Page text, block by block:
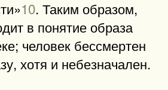
10. Таким образом,
в понятие образа
человек бессмертен
хотя и небезначален.